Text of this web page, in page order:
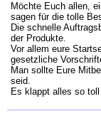
Möchte Euch allen,
sagen für die tolle
Die schnelle
der Produkte.
Vor allem eure
gesetzliche
Man sollte Eure
seid.
Es klappt alles so